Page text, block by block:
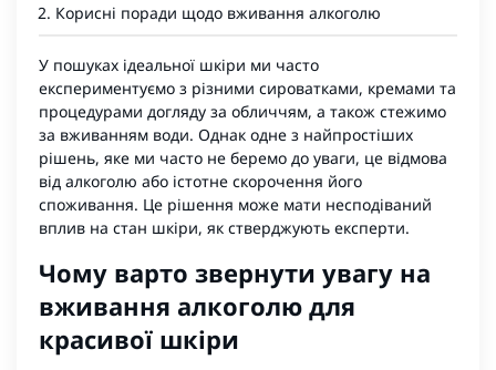
Корисні поради щодо вживання алкоголю
У пошуках ідеальної шкіри ми часто
експериментуємо з різними сироватками, кремами та
процедурами догляду за обличчям, а також стежимо
за вживанням води. Однак одне з найпростіших
рішень, яке ми часто не беремо до уваги, це відмова
від алкоголю або істотне скорочення його
споживання. Це рішення може мати несподіваний
вплив на стан шкіри, як стверджують експерти.
Чому варто звернути увагу на
вживання алкоголю для
красивої шкіри